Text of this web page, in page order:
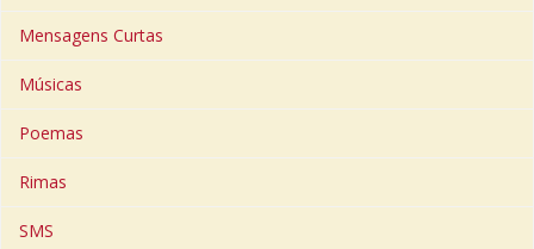
Mensagens Curtas
Músicas
Poemas
Rimas
SMS